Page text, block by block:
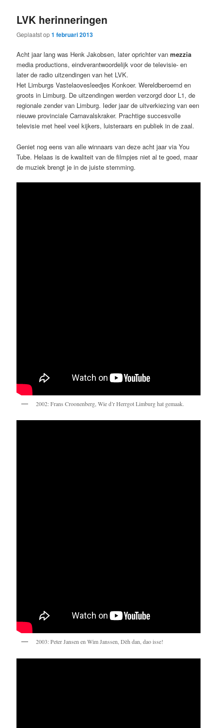
inhoud
inhoud
LVK herinneringen
Geplaatst op1 februari 2013
Acht jaar lang was Henk Jakobsen, later oprichter vanmezzia
media productions, eindverantwoordelijk voor de televisie- en
later de radio uitzendingen van het LVK.
Het Limburgs Vastelaovesleedjes Konkoer. Wereldberoemd en
groots in Limburg. De uitzendingen werden verzorgd door L1, de
regionale zender van Limburg. Ieder jaar de uitverkiezing van een
nieuwe provinciale Carnavalskraker. Prachtige succesvolle
televisie met heel veel kijkers, luisteraars en publiek in de zaal.
Geniet nog eens van alle winnaars van deze acht jaar via You
Tube. Helaas is de kwaliteit van de filmpjes niet al te goed, maar
de muziek brengt je in de juiste stemming.
2002: Frans Croonenberg, Wie d’r Herrgot Limburg hat gemaak.
2003: Peter Jansen en Wim Janssen, Dèh dan, dao isse!